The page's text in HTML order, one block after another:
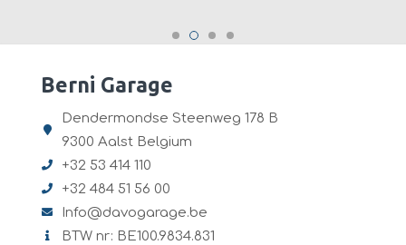
Berni Garage
Dendermondse Steenweg 178 B
9300 Aalst Belgium
+32 53 414 110
+32 484 51 56 00
Info@davogarage.be
BTW nr: BE100.9834.831